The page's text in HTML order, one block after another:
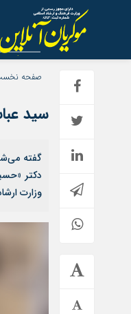
صفحه
سید
گفته
دکتر
وزارت